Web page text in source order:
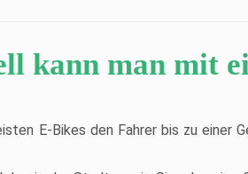
kann man mit
E-Bikes den Fahrer bis zu einer